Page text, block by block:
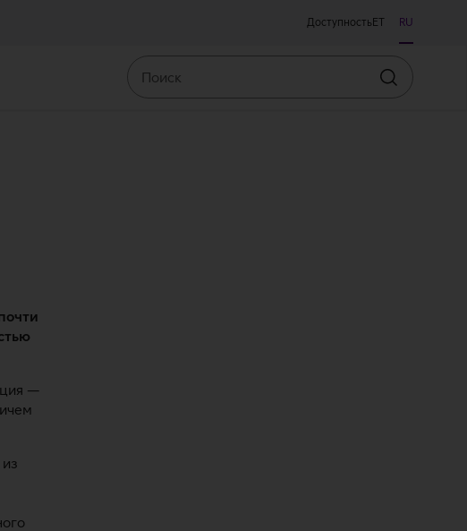
Доступность ET RU
Искать
—